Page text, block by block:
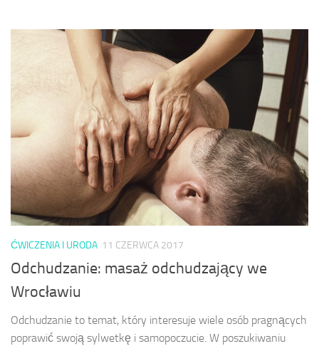
ĆWICZENIA I URODA 11 CZERWCA 2017
Odchudzanie: masaż odchudzający we
Wrocławiu
Odchudzanie to temat, który interesuje wiele osób pragnących
poprawić swoją sylwetkę i samopoczucie. W poszukiwaniu